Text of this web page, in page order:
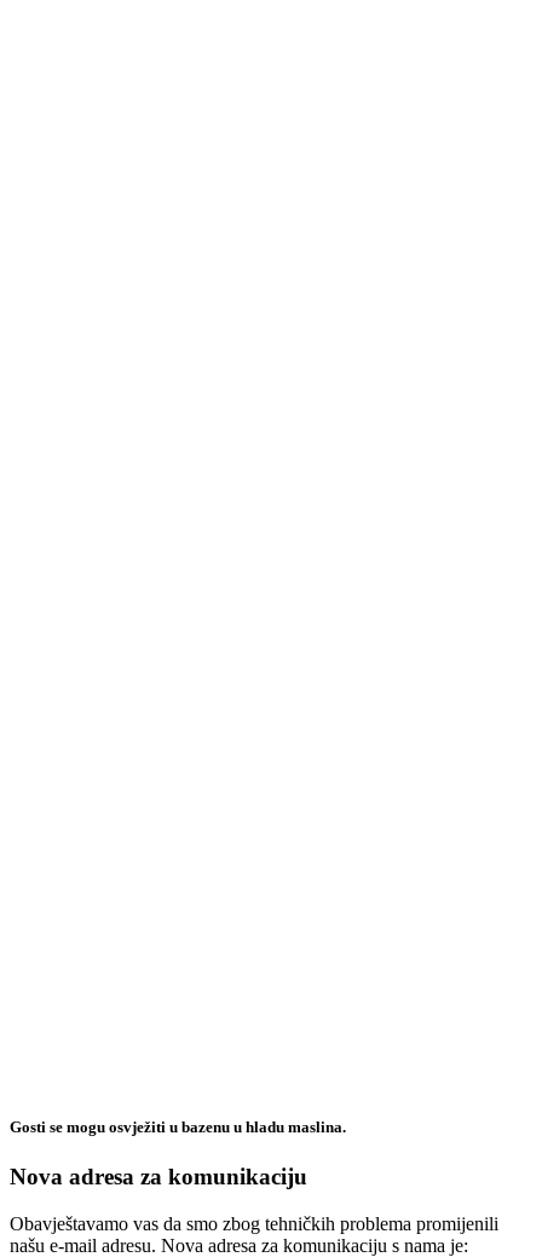
Gosti se mogu osvježiti u bazenu u hladu maslina.
Nova adresa za komunikaciju
Obavještavamo vas da smo zbog tehničkih problema promijenili
našu e-mail adresu. Nova adresa za komunikaciju s nama je: